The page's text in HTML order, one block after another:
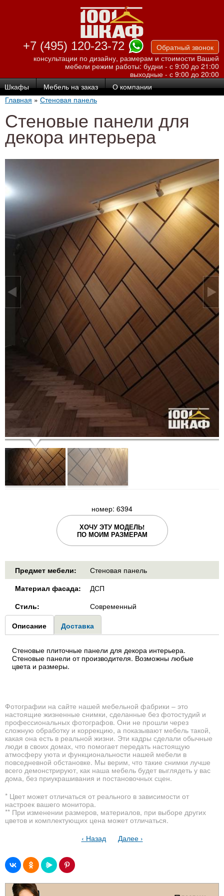
Перейти к
основному
содержанию
+7 (495) 120-23-72
Обратный звонок
консультации по дизайну, размерам и стоимости Вашей
мебели режим работы: будни - с 9:00 до 21:00
выходные - с 9:00 до 20:00
Шкафы Мебель на заказ О компании
Главная » Стеновая панель
Стеновые панели для
декора интерьера
номер: 6394
ХОЧУ ЭТУ МОДЕЛЬ!
ПО МОИМ РАЗМЕРАМ
Предмет мебели:
Стеновая панель
Материал фасада:
ДСП
Стиль:
Современный
Group1
Описание (активная
вкладка)
Доставка
Стеновые плиточные панели для декора интерьера.
Стеновые панели от производителя. Возможны любые
цвета и размеры.
Фотографии на сайте нашей мебельной фабрики – это
настоящие жизненные снимки, сделанные без фотостудий и
профессиональных фотографов. Они не прошли через
сложную обработку и коррекцию, а показывают мебель такой,
какая она есть в реальной жизни. Эти кадры сделали обычные
люди в своих домах, что помогает передать настоящую
атмосферу уюта и функциональности нашей мебели в
повседневной обстановке. Мы верим, что такие снимки лучше
всего демонстрируют, как наша мебель будет выглядеть у вас
дома, без приукрашивания и постановочных сцен.
* Цвет может отличаться от реального в зависимости от
настроек вашего монитора.
** При изменении размеров, материалов, при выборе других
цветов и комплектующих цена может отличаться.
‹ Назад
Далее ›